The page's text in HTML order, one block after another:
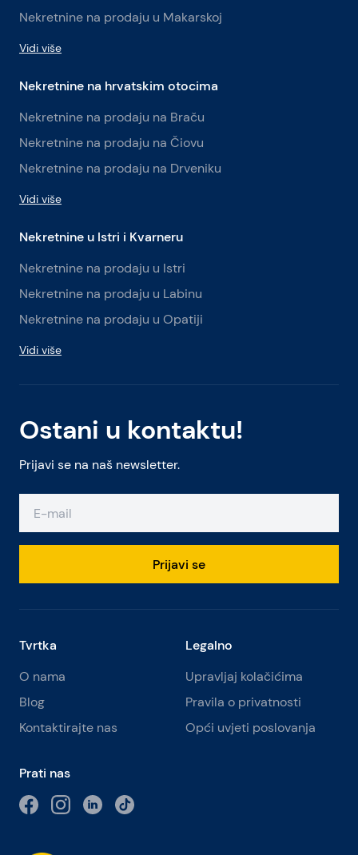
Ostani u kontaktu!
Prijavi se na naš newsletter.
Prijavi se
Nekretnine na prodaju u Makarskoj
Vidi više
Nekretnine na hrvatskim otocima
Nekretnine na prodaju na Braču
Nekretnine na prodaju na Čiovu
Nekretnine na prodaju na Drveniku
Vidi više
Nekretnine u Istri i Kvarneru
Nekretnine na prodaju u Istri
Nekretnine na prodaju u Labinu
Nekretnine na prodaju u Opatiji
Vidi više
Tvrtka
O nama
Blog
Kontaktirajte nas
Legalno
Upravljaj kolačićima
Pravila o privatnosti
Opći uvjeti poslovanja
Prati nas